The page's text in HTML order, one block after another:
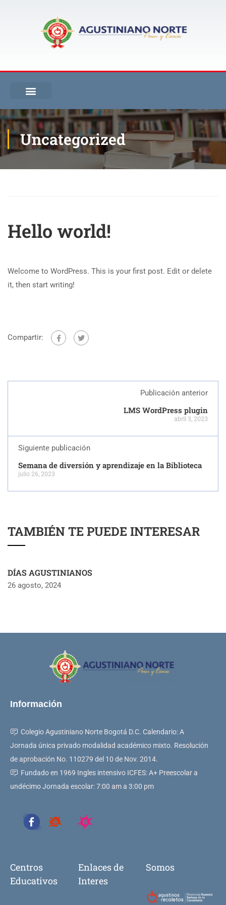
Uncategorized
Hello world!
Welcome to WordPress. This is your first post. Edit or delete
it, then start writing!
Compartir:
Publicación anterior
LMS WordPress plugin
abril 3, 2023
Siguiente publicación
Semana de diversión y aprendizaje en la Biblioteca
julio 26, 2023
TAMBIÉN TE PUEDE INTERESAR
DÍAS AGUSTINIANOS
26 agosto, 2024
Información
Colegio Agustiniano Norte Bogotá D.C. Calendario: A
Jornada única privado modalidad académico mixto. Resolución
de aprobación No. 110279 del 10 de Nov. 2014.
Fundado en 1969 Ingles intensivo ICFES: A+ Preescolar a
undécimo Jornada escolar: 7:00 am a 3:00 pm
Centros
Educativos
Enlaces de
Interes
Somos